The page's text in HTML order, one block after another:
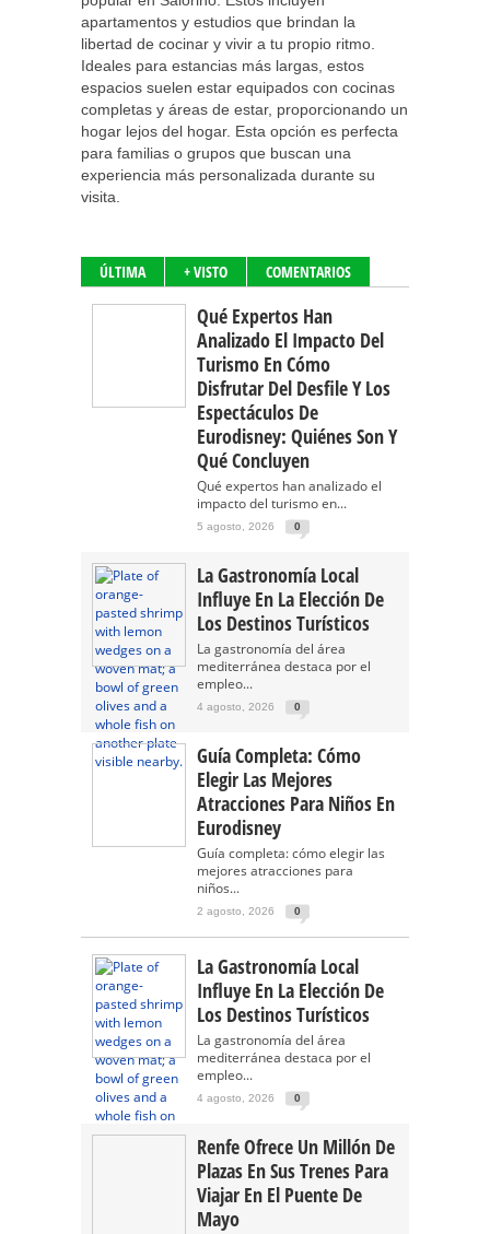
apartamentos y estudios que brindan la
libertad de cocinar y vivir a tu propio ritmo.
Ideales para estancias más largas, estos
espacios suelen estar equipados con cocinas
completas y áreas de estar, proporcionando un
hogar lejos del hogar. Esta opción es perfecta
para familias o grupos que buscan una
experiencia más personalizada durante su
visita.
ÚLTIMA + VISTO COMENTARIOS
Qué Expertos Han
Analizado El Impacto Del
Turismo En Cómo
Disfrutar Del Desfile Y Los
Espectáculos De
Eurodisney: Quiénes Son Y
Qué Concluyen
Qué expertos han analizado el
impacto del turismo en...
5 agosto, 2026 0
La Gastronomía Local
Influye En La Elección De
Los Destinos Turísticos
La gastronomía del área
mediterránea destaca por el
empleo...
4 agosto, 2026 0
Guía Completa: Cómo
Elegir Las Mejores
Atracciones Para Niños En
Eurodisney
Guía completa: cómo elegir las
mejores atracciones para
niños...
2 agosto, 2026 0
La Gastronomía Local
Influye En La Elección De
Los Destinos Turísticos
La gastronomía del área
mediterránea destaca por el
empleo...
4 agosto, 2026 0
Renfe Ofrece Un Millón De
Plazas En Sus Trenes Para
Viajar En El Puente De
Mayo